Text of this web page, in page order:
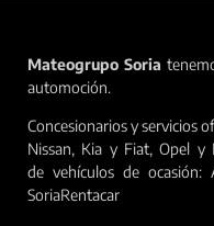
Mateogrupo Soria
automoción.
Concesionarios y servicios
Nissan, Kia y Fiat, Opel
de vehículos de
SoriaRentacar